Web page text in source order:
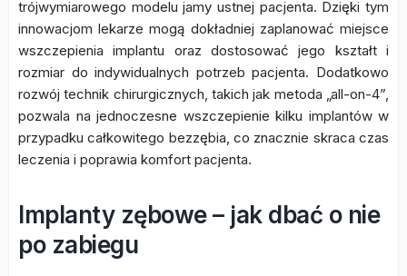
trójwymiarowego modelu jamy ustnej pacjenta. Dzięki tym
innowacjom lekarze mogą dokładniej zaplanować miejsce
wszczepienia implantu oraz dostosować jego kształt i
rozmiar do indywidualnych potrzeb pacjenta. Dodatkowo
rozwój technik chirurgicznych, takich jak metoda „all-on-4”,
pozwala na jednoczesne wszczepienie kilku implantów w
przypadku całkowitego bezzębia, co znacznie skraca czas
leczenia i poprawia komfort pacjenta.
Implanty zębowe – jak dbać o nie
po zabiegu